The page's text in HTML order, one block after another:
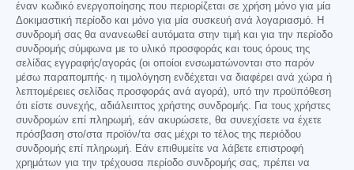
έναν κωδικό ενεργοποίησης που περιορίζεται σε χρήση μόνο για μία
Δοκιμαστική περίοδο και μόνο για μία συσκευή ανά λογαριασμό. Η
συνδρομή σας θα ανανεωθεί αυτόματα στην τιμή και για την περίοδο
συνδρομής σύμφωνα με το υλικό προσφοράς και τους όρους της
σελίδας εγγραφής/αγοράς (οι οποίοι ενσωματώνονται στο παρόν
μέσω παραπομπής· η τιμολόγηση ενδέχεται να διαφέρει ανά χώρα ή
λεπτομέρειες σελίδας προσφοράς ανά αγορά), υπό την προϋπόθεση
ότι είστε συνεχής, αδιάλειπτος χρήστης συνδρομής. Για τους χρήστες
συνδρομών επί πληρωμή, εάν ακυρώσετε, θα συνεχίσετε να έχετε
πρόσβαση στο/στα προϊόν/τα σας μέχρι το τέλος της περιόδου
συνδρομής επί πληρωμή. Εάν επιθυμείτε να λάβετε επιστροφή
χρημάτων για την τρέχουσα περίοδο συνδρομής σας, πρέπει να